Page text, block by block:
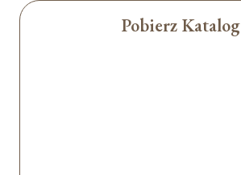
Pobierz Katalog